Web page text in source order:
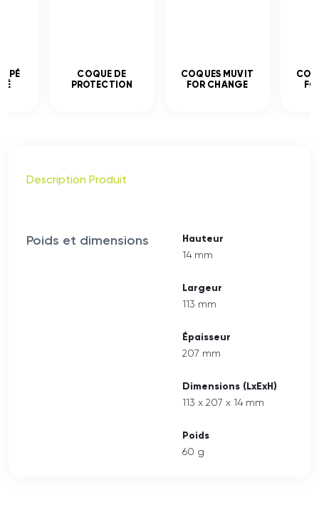
COQUE DE
PROTECTION
COQUES MUVIT
FOR CHANGE
Description Produit
Poids et dimensions Hauteur
14 mm
Largeur
113 mm
Épaisseur
207 mm
Dimensions (LxExH)
113 x 207 x 14 mm
Poids
60 g